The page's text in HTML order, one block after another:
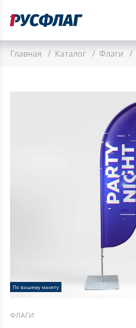
Главная / Каталог / Флаги /
По вашему макету
ФЛАГИ